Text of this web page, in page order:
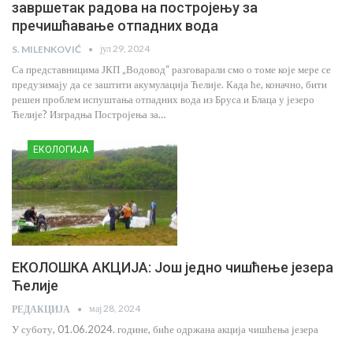
завршетак радова на постројењу за
пречишћавање отпадних вода
S. MILENKOVIĆ јул 29, 2024
Са представницима ЈКП „Водовод“ разговарали смо о томе које мере се
предузимају да се заштити акумулација Ћелије. Када ће, коначно, бити
решен проблем испуштања отпадних вода из Бруса и Блаца у језеро
Ћелије? Изградња Постројења за…
ЕКОЛОГИЈА
ЕКОЛОШКА АКЦИЈА: Још једно чишћење језера
Ћелије
РЕДАКЦИЈА мај 28, 2024
У суботу, 01.06.2024. године, биће одржана акција чишћења језера